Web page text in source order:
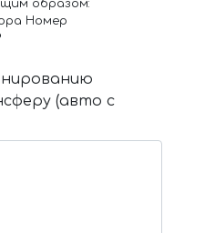
образом:
Номер
(авто с